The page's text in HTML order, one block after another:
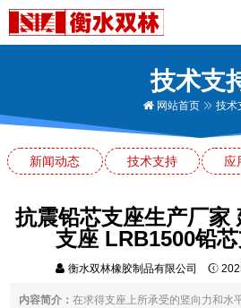
技术支
网站首页 技术
新闻动态 技术支持 应
抗震铅芯支座生产厂家
支座 LRB1500铅
衡水双林橡胶制品有限公司
内容简介：在求得支座上所承受的竖向力和水